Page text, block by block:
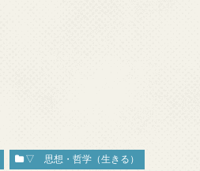
▽ 思想・哲学（生きる）